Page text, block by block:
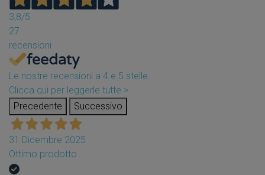
3,8/5
27
recensioni
Le nostre recensioni a 4 e 5 stelle.
Clicca qui per leggerle tutte >
Precedente
Successivo
31 Dicembre 2025
Ottimo prodotto